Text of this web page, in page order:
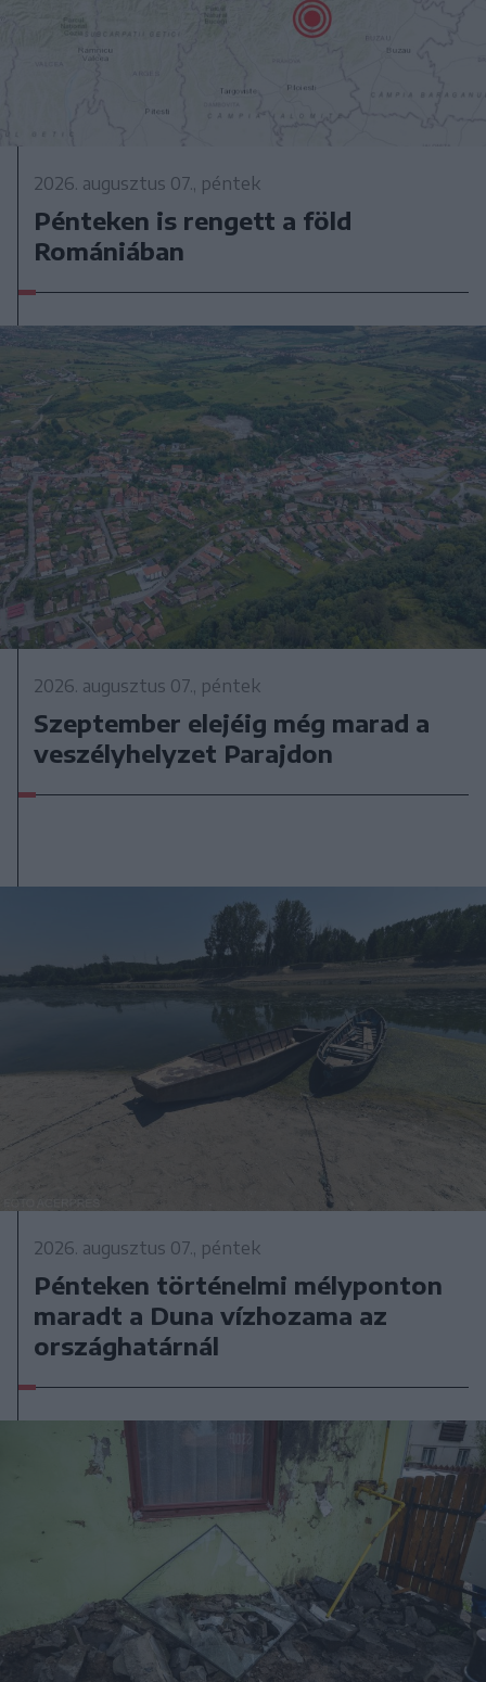
2026. augusztus 07., péntek
Pénteken is rengett a föld
Romániában
2026. augusztus 07., péntek
Szeptember elejéig még marad a
veszélyhelyzet Parajdon
2026. augusztus 07., péntek
Pénteken történelmi mélyponton
maradt a Duna vízhozama az
országhatárnál